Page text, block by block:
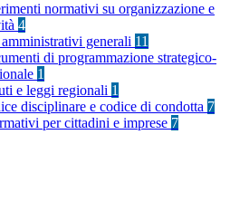
normativi su organizzazione e
4
generali 11
di programmazione strategico-
1
e leggi regionali 1
disciplinare e codice di condotta 7
per cittadini e imprese 7